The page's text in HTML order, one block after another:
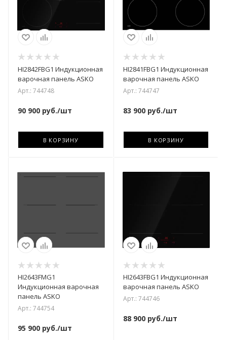
HI2842FBG1 Индукционная
варочная панель ASKO
Арт.: 744748
90 900 руб./шт
В КОРЗИНУ
HI2841FBG1 Индукционная
варочная панель ASKO
Арт.: 744747
83 900руб./шт
В КОРЗИНУ
HI2643FMG1
Индукционная варочная
панель ASKO
Арт.: 744754
95 900 руб./шт
HI2643FBG1 Индукционная
варочная панель ASKO
Арт.: 744746
88 900руб./шт